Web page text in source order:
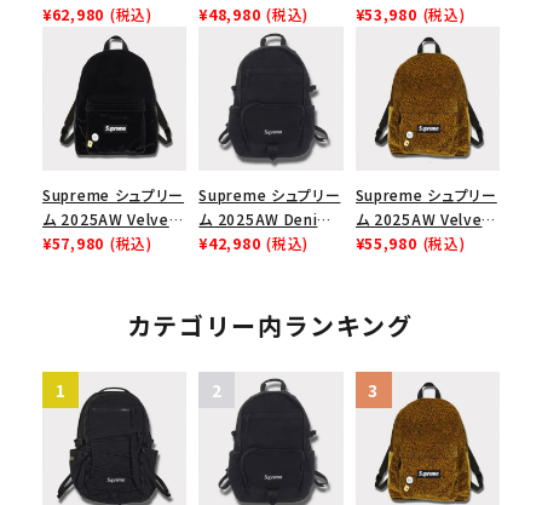
Backpack バックパッ
ク ブラック 黒
¥62,980 (税込)
Backpack バックパッ
ク ブラック 黒
¥48,980 (税込)
Backpack バックパッ
ク ブラック
¥53,980 (税込)
Supreme シュプリー
ム 2025AW Velvet
Backpack ベルベッ
¥57,980 (税込)
Supreme シュプリー
ム 2025AW Denim
Backpack デニム バ
¥42,980 (税込)
Supreme シュプリー
ム 2025AW Velvet
Backpack ベルベッ
¥55,980 (税込)
カテゴリー内ランキング